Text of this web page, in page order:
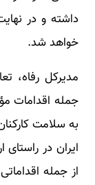
داشته و در
خواهد شد.
مدیرکل رفاه،
جمله اقدامات
به سلامت
ایران در
از جمله